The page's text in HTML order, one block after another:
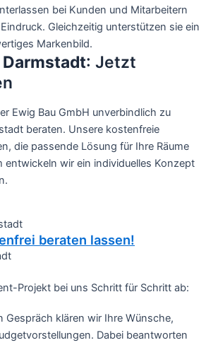
bei Kunden und Mitarbeitern
Gleichzeitig unterstützen sie ein
Markenbild.
: Jetzt
Ewig Bau GmbH unverbindlich zu
beraten. Unsere kostenfreie
die passende Lösung für Ihre Räume
entwickeln wir ein individuelles Konzept
beraten lassen!
Projekt bei uns Schritt für Schritt ab:
Gespräch klären wir Ihre Wünsche,
Dabei beantworten